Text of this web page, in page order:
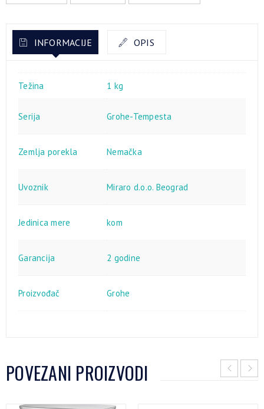
INFORMACIJE OPIS
Težina 1 kg
Serija Grohe-Tempesta
Zemlja porekla Nemačka
Uvoznik Miraro d.o.o. Beograd
Jedinica mere kom
Garancija 2 godine
Proizvođač Grohe
POVEZANI PROIZVODI